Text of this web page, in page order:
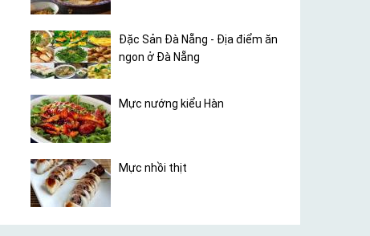
Đặc Sản Đà Nẵng - Địa điểm ăn
ngon ở Đà Nẵng
Mực nướng kiểu Hàn
Mực nhồi thịt